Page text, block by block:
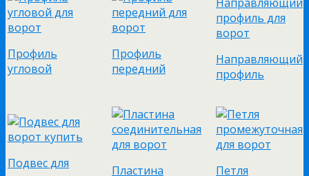
Профиль
угловой
Профиль
передний
Направляющий
профиль
Подвес для
Пластина
Петля